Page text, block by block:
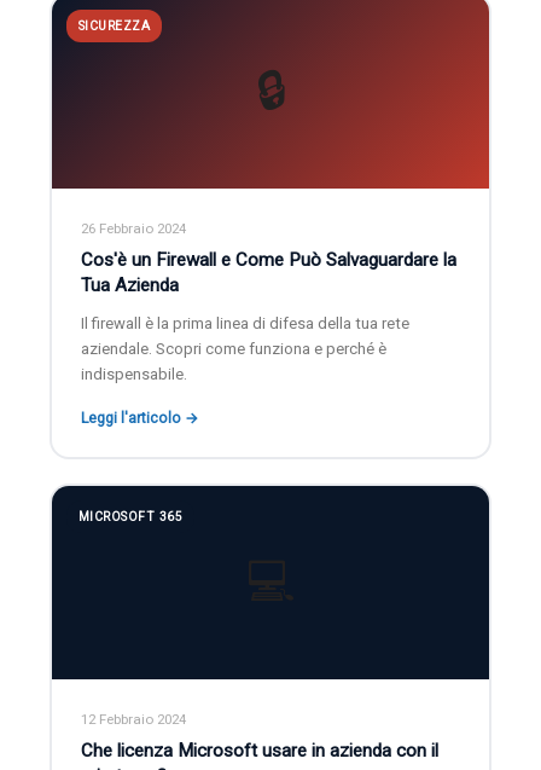
🔒
SICUREZZA
26 Febbraio 2024
Cos'è un Firewall e Come Può Salvaguardare la
Tua Azienda
Il firewall è la prima linea di difesa della tua rete
aziendale. Scopri come funziona e perché è
indispensabile.
Leggi l'articolo →
💻
MICROSOFT 365
12 Febbraio 2024
Che licenza Microsoft usare in azienda con il